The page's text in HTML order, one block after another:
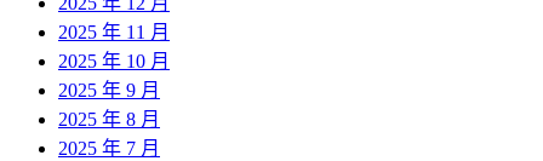
2025 年 11 月
2025 年 10 月
2025 年 9 月
2025 年 8 月
2025 年 7 月